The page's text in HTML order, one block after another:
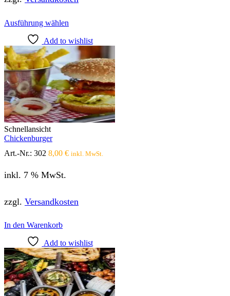
Ausführung wählen
weist
mehrere
Varianten
auf.
Die
Optionen
können
auf
der
Produktseite
Add to wishlist
Schnellansicht
Chickenburger
Art.-Nr.: 302 8,00 € inkl. MwSt.
inkl. 7 % MwSt.
zzgl. Versandkosten
In den Warenkorb
Add to wishlist